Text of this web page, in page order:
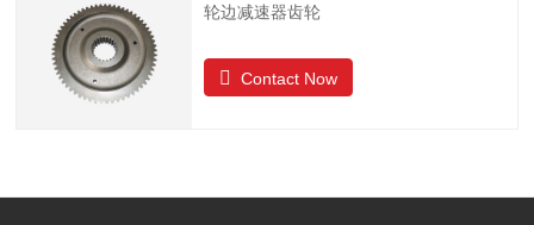
轮边减速器齿轮
Contact Now